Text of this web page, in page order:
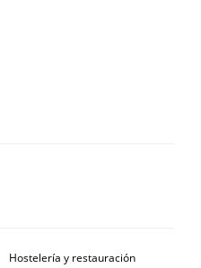
Hostelería y restauración